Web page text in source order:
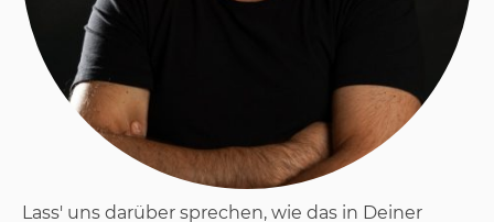
Lass' uns darüber sprechen, wie das in Deiner